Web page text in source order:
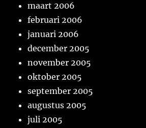
maart 2006
februari 2006
januari 2006
december 2005
november 2005
oktober 2005
september 2005
augustus 2005
juli 2005